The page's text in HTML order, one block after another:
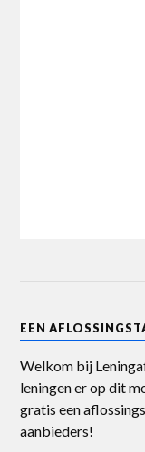
EEN
Welkom bij
leningen er op dit
gratis een
aanbieders!